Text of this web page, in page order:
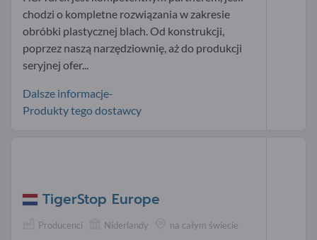
chodzi o kompletne rozwiązania w zakresie
obróbki plastycznej blach. Od konstrukcji,
poprzez naszą narzędziownię, aż do produkcji
seryjnej ofer...
Dalsze informacje-
Produkty tego dostawcy
TigerStop Europe
Producenci Niderlandy na całym świecie